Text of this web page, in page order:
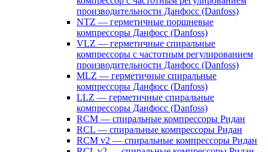
производительности Данфосс (Danfoss)
NTZ — герметичные поршневые
компрессоры Данфосс (Danfoss)
VLZ — герметичные спиральные
компрессоры с частотным регулированием
производительности Данфосс (Danfoss)
MLZ — герметичные спиральные
компрессоры Данфосс (Danfoss)
LLZ — герметичные спиральные
компрессоры Данфосс (Danfoss)
RCM — спиральные компрессоры Ридан
RCL — спиральные компрессоры Ридан
RCM v2 — спиральные компрессоры Ридан